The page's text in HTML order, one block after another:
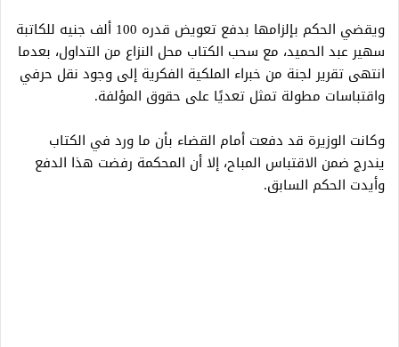
ويقضي الحكم بإلزامها بدفع تعويض قدره 100 ألف جنيه للكاتبة
سهير عبد الحميد، مع سحب الكتاب محل النزاع من التداول، بعدما
انتهى تقرير لجنة من خبراء الملكية الفكرية إلى وجود نقل حرفي
واقتباسات مطولة تمثل تعديًا على حقوق المؤلفة.
وكانت الوزيرة قد دفعت أمام القضاء بأن ما ورد في الكتاب
يندرج ضمن الاقتباس المباح، إلا أن المحكمة رفضت هذا الدفع
وأيدت الحكم السابق.